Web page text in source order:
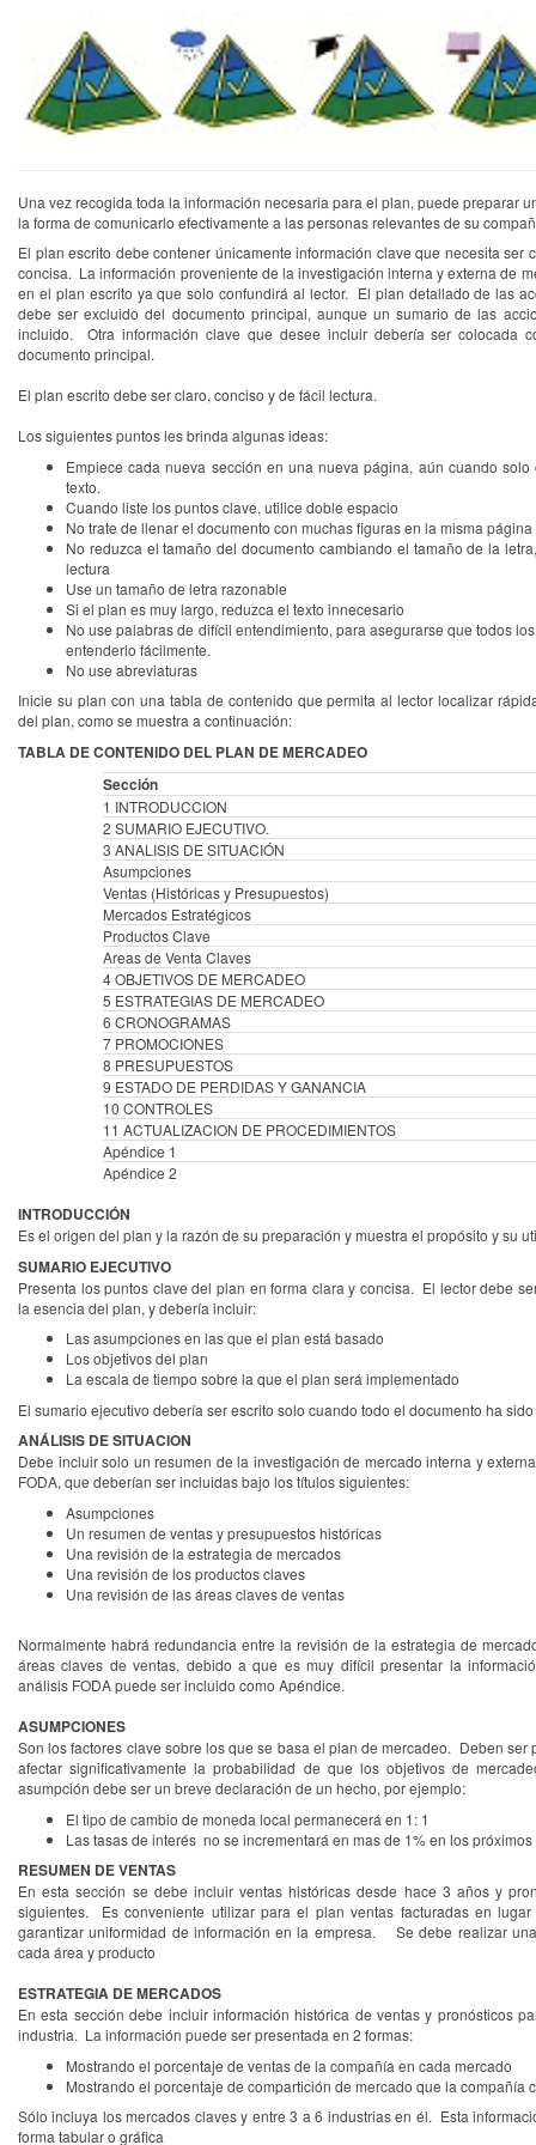
Una vez recogida toda la información necesaria para el plan, puede preparar
la forma de comunicarlo efectivamente a las personas relevantes de su
El plan escrito debe contener únicamente información clave que necesita ser
concisa. La información proveniente de la investigación interna y externa de
en el plan escrito ya que solo confundirá al lector. El plan detallado de las
debe ser excluido del documento principal, aunque un sumario de las
incluido. Otra información clave que desee incluir debería ser colocada
documento principal.
El plan escrito debe ser claro, conciso y de fácil lectura.
Los siguientes puntos les brinda algunas ideas:
Empiece cada nueva sección en una nueva página, aún cuando
texto.
Cuando liste los puntos clave, utilice doble espacio
No trate de llenar el documento con muchas figuras en la misma página
No reduzca el tamaño del documento cambiando el tamaño de la
lectura
Use un tamaño de letra razonable
Si el plan es muy largo, reduzca el texto innecesario
No use palabras de difícil entendimiento, para asegurarse que todos
entenderlo fácilmente.
No use abreviaturas
Inicie su plan con una tabla de contenido que permita al lector localizar
del plan, como se muestra a continuación:
TABLA DE CONTENIDO DEL PLAN DE MERCADEO
Sección
1 INTRODUCCION
2 SUMARIO EJECUTIVO.
3 ANALISIS DE SITUACIÓN
Asumpciones
Ventas (Históricas y Presupuestos)
Mercados Estratégicos
Productos Clave
Areas de Venta Claves
4 OBJETIVOS DE MERCADEO
5 ESTRATEGIAS DE MERCADEO
6 CRONOGRAMAS
7 PROMOCIONES
8 PRESUPUESTOS
9 ESTADO DE PERDIDAS Y GANANCIA
10 CONTROLES
11 ACTUALIZACION DE PROCEDIMIENTOS
Apéndice 1
Apéndice 2
INTRODUCCIÓN
Es el origen del plan y la razón de su preparación y muestra el propósito y su
SUMARIO EJECUTIVO
Presenta los puntos clave del plan en forma clara y concisa. El lector debe
la esencia del plan, y debería incluir:
Las asumpciones en las que el plan está basado
Los objetivos del plan
La escala de tiempo sobre la que el plan será implementado
El sumario ejecutivo debería ser escrito solo cuando todo el documento ha
ANÁLISIS DE SITUACION
Debe incluir solo un resumen de la investigación de mercado interna y
FODA, que deberían ser incluidas bajo los títulos siguientes:
Asumpciones
Un resumen de ventas y presupuestos históricas
Una revisión de la estrategia de mercados
Una revisión de los productos claves
Una revisión de las áreas claves de ventas
Normalmente habrá redundancia entre la revisión de la estrategia de
áreas claves de ventas, debido a que es muy difícil presentar la
análisis FODA puede ser incluido como Apéndice.
ASUMPCIONES
Son los factores clave sobre los que se basa el plan de mercadeo. Deben ser
afectar significativamente la probabilidad de que los objetivos de
asumpción debe ser un breve declaración de un hecho, por ejemplo:
El tipo de cambio de moneda local permanecerá en 1: 1
Las tasas de interés no se incrementará en mas de 1% en los
RESUMEN DE VENTAS
En esta sección se debe incluir ventas históricas desde hace 3 años y
siguientes. Es conveniente utilizar para el plan ventas facturadas en
garantizar uniformidad de información en la empresa. Se debe realizar
cada área y producto
ESTRATEGIA DE MERCADOS
En esta sección debe incluir información histórica de ventas y pronósticos
industria. La información puede ser presentada en 2 formas:
Mostrando el porcentaje de ventas de la compañía en cada mercado
Mostrando el porcentaje de compartición de mercado que la compañía
Sólo incluya los mercados claves y entre 3 a 6 industrias en él. Esta
forma tabular o gráfica